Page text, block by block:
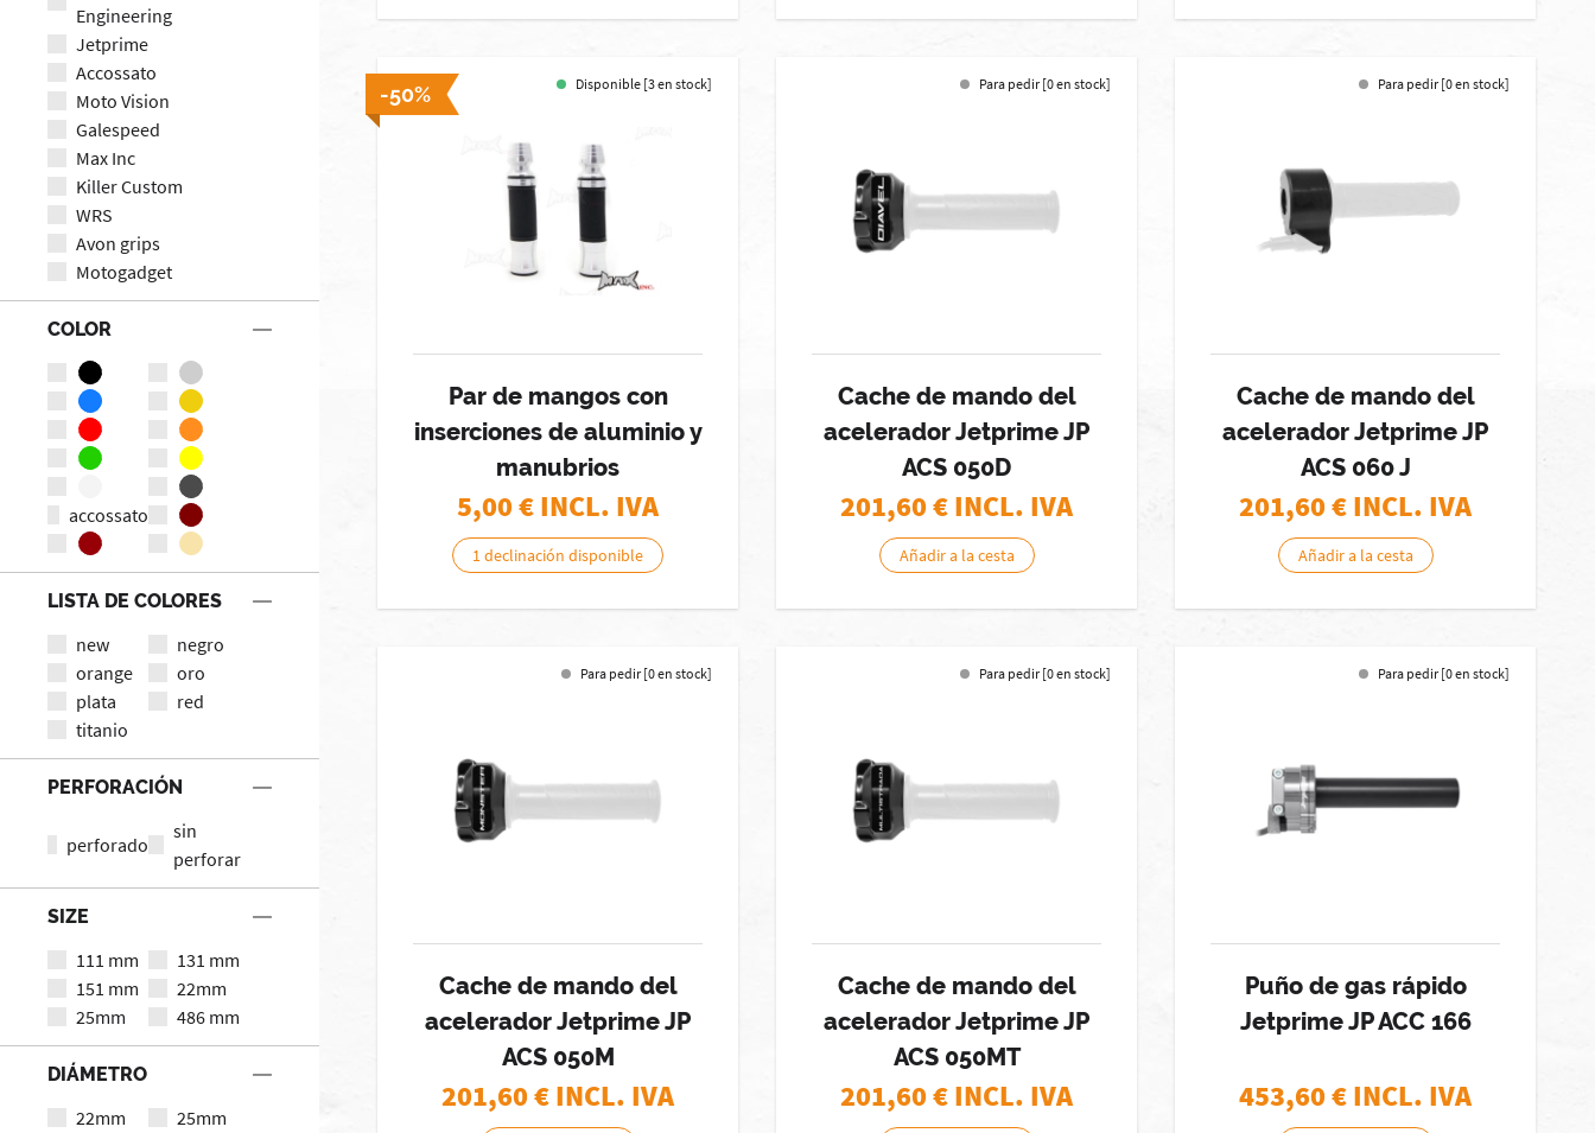
Engineering
Jetprime
Accossato
Moto Vision
Galespeed
Max Inc
Killer Custom
WRS
Avon grips
Motogadget
COLOR
accossato
LISTA DE COLORES
new
negro
orange
oro
plata
red
titanio
PERFORACIÓN
perforado
sin
perforar
SIZE
111 mm
131 mm
151 mm
22mm
25mm
486 mm
DIÁMETRO
22mm 25mm
-50% Disponible [3 en stock]
Par de mangos con
inserciones de aluminio y
manubrios
5,00€ INCL. IVA
1 declinación disponible
Para pedir [0 en stock]
Cache de mando del
acelerador Jetprime JP
ACS 050D
201,60€ INCL. IVA
Añadir a la cesta
Para pedir [0 en stock]
Cache de mando del
acelerador Jetprime JP
ACS 060 J
201,60€ INCL. IVA
Añadir a la cesta
Para pedir [0 en stock]
Cache de mando del
acelerador Jetprime JP
ACS 050M
201,60€ INCL. IVA
Para pedir [0 en stock]
Cache de mando del
acelerador Jetprime JP
ACS 050MT
201,60€ INCL. IVA
Para pedir [0 en stock]
Puño de gas rápido
Jetprime JP ACC 166
453,60€ INCL. IVA